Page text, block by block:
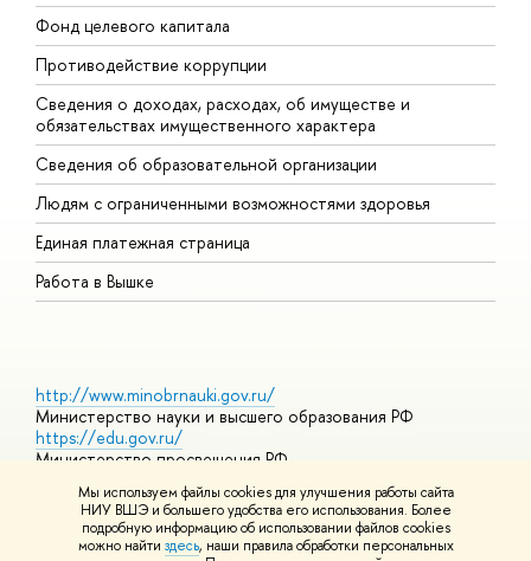
Мы используем файлы cookies для улучшения работы сайта
НИУ ВШЭ и большего удобства его использования. Более
подробную информацию об использовании файлов cookies
можно найти здесь, наши правила обработки персональных
Фонд целевого капитала
Противодействие коррупции
Сведения о доходах, расходах, об имуществе и
обязательствах имущественного характера
Сведения об образовательной организации
Людям с ограниченными возможностями здоровья
Единая платежная страница
Работа в Вышке
http://www.minobrnauki.gov.ru/
Министерство науки и высшего образования РФ
https://edu.gov.ru/
Министерство просвещения РФ
https://elearning.hse.ru/mooc
Массовые открытые онлайн-курсы